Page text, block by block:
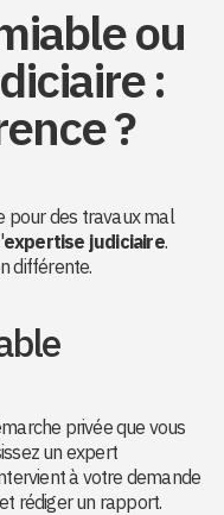
ou
:
?
pour des travaux mal
expertise judiciaire.
différente.
privée que vous
un expert
à votre demande
rédiger un rapport.